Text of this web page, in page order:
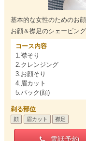
基本的な女性のためのお顔
お顔＆襟足のシェービン
コース内容
1.襟そり
2.クレンジング
3.お顔そり
4.眉カット
5.パック(顔)
剃る部位
顔 眉カット 襟足